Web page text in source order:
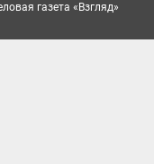
газета «Взгляд»